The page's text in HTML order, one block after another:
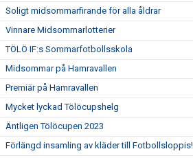
Soligt midsommarfirande för alla åldrar
Vinnare Midsommarlotterier
TÖLÖ IF:s Sommarfotbollsskola
Midsommar på Hamravallen
Premiär på Hamravallen
Mycket lyckad Tölöcupshelg
Äntligen Tölöcupen 2023
Förlängd insamling av kläder till Fotbollsloppis!